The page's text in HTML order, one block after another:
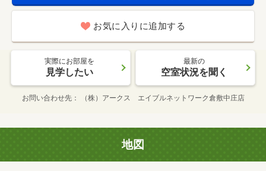
お気に入りに追加する
実際にお部屋を
見学したい
最新の
空室状況を聞く
お問い合わせ先 （株）アークス エイブルネットワーク倉敷中庄店
地図